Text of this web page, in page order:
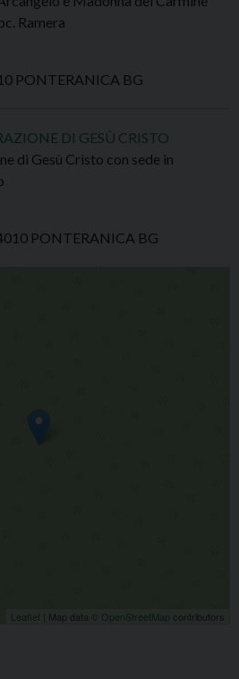
Ramera
PONTERANICA BG
DI GESÙ CRISTO
di Gesù Cristo con sede in
PONTERANICA BG
Leaflet | Map data © OpenStreetMap contributors